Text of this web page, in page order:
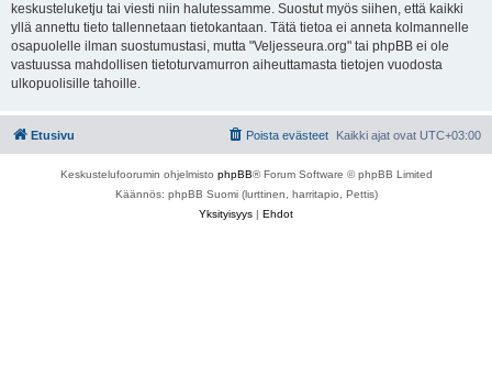
keskusteluketju tai viesti niin halutessamme. Suostut myös siihen, että kaikki
yllä annettu tieto tallennetaan tietokantaan. Tätä tietoa ei anneta kolmannelle
osapuolelle ilman suostumustasi, mutta "Veljesseura.org" tai phpBB ei ole
vastuussa mahdollisen tietoturvamurron aiheuttamasta tietojen vuodosta
ulkopuolisille tahoille.
Etusivu Kaikki ajat ovat UTC+03:00
Poista evästeet
Keskustelufoorumin ohjelmisto phpBB® Forum Software © phpBB Limited
Käännös: phpBB Suomi (lurttinen, harritapio, Pettis)
Yksityisyys | Ehdot